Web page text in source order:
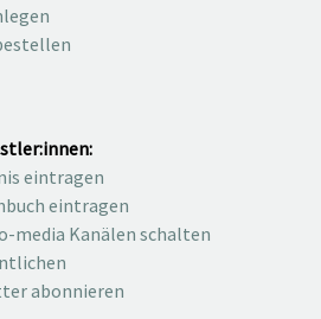
eintragen
eintragen
media Kanälen schalten
abonnieren